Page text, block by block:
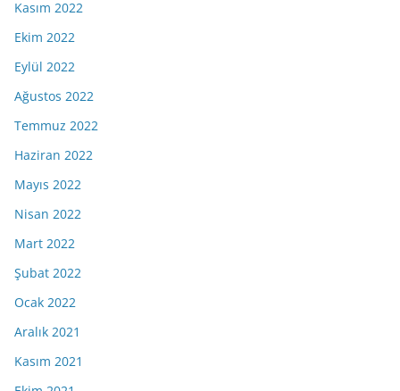
Kasım 2022
Ekim 2022
Eylül 2022
Ağustos 2022
Temmuz 2022
Haziran 2022
Mayıs 2022
Nisan 2022
Mart 2022
Şubat 2022
Ocak 2022
Aralık 2021
Kasım 2021